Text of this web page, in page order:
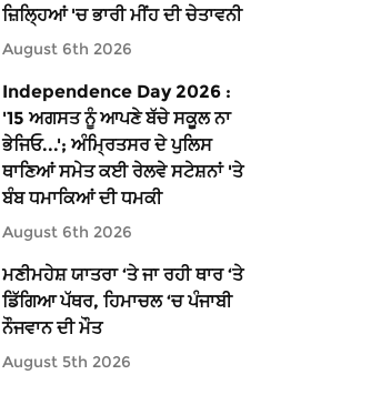
ਜ਼ਿਲ੍ਹਿਆਂ 'ਚ ਭਾਰੀ ਮੀਂਹ ਦੀ ਚੇਤਾਵਨੀ
August 6th 2026
Independence Day 2026 :
'15 ਅਗਸਤ ਨੂੰ ਆਪਣੇ ਬੱਚੇ ਸਕੂਲ ਨਾ
ਭੇਜਿਓ...'; ਅੰਮ੍ਰਿਤਸਰ ਦੇ ਪੁਲਿਸ
ਥਾਣਿਆਂ ਸਮੇਤ ਕਈ ਰੇਲਵੇ ਸਟੇਸ਼ਨਾਂ 'ਤੇ
ਬੰਬ ਧਮਾਕਿਆਂ ਦੀ ਧਮਕੀ
August 6th 2026
ਮਣੀਮਹੇਸ਼ ਯਾਤਰਾ ‘ਤੇ ਜਾ ਰਹੀ ਥਾਰ ‘ਤੇ
ਡਿੱਗਿਆ ਪੱਥਰ, ਹਿਮਾਚਲ ‘ਚ ਪੰਜਾਬੀ
ਨੌਜਵਾਨ ਦੀ ਮੌਤ
August 5th 2026